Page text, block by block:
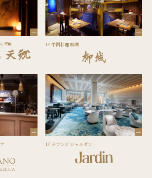
天鯱 1F 中国料理 柳城
1F ラウンジ ジャルダン